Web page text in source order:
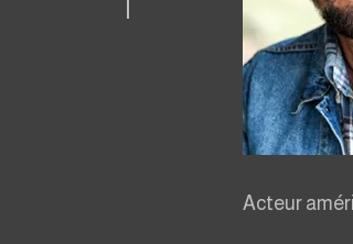
Acteur